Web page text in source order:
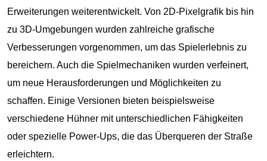
Erweiterungen weiterentwickelt. Von 2D-Pixelgrafik bis hin
zu 3D-Umgebungen wurden zahlreiche grafische
Verbesserungen vorgenommen, um das Spielerlebnis zu
bereichern. Auch die Spielmechaniken wurden verfeinert,
um neue Herausforderungen und Möglichkeiten zu
schaffen. Einige Versionen bieten beispielsweise
verschiedene Hühner mit unterschiedlichen Fähigkeiten
oder spezielle Power-Ups, die das Überqueren der Straße
erleichtern.